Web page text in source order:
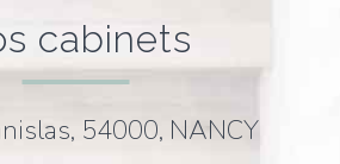
cabinets
54000, NANCY